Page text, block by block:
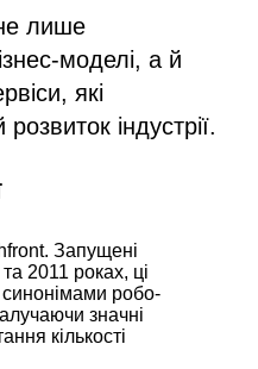
лише
моделі, а й
які
індустрії.
. Запущені
2011 роках, ці
робо-
значні
кількості